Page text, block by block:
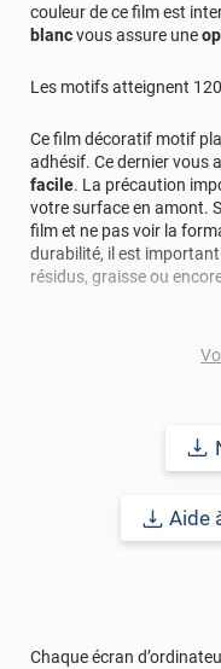
couleur de ce film est
blancvous assure une
Les motifs atteignent
Ce film décoratif motif
adhésif. Ce dernier vous
facile. La précaution
votre surface en amont.
film et ne pas voir la
durabilité, il est
résidus, graisse ou
Aide
Chaque écran